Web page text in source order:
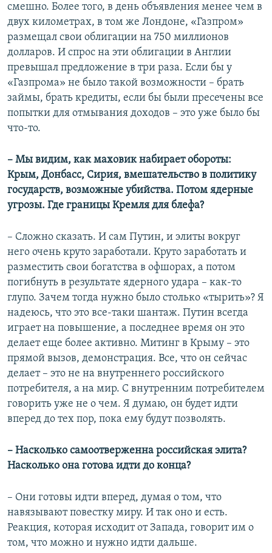
смешно. Более того, в день объявления менее чем в
двух километрах, в том же Лондоне, «Газпром»
размещал свои облигации на 750 миллионов
долларов. И спрос на эти облигации в Англии
превышал предложение в три раза. Если бы у
«Газпрома» не было такой возможности – брать
займы, брать кредиты, если бы были пресечены все
попытки для отмывания доходов – это уже было бы
что-то.
– Мы видим, как маховик набирает обороты:
Крым, Донбасс, Сирия, вмешательство в политику
государств, возможные убийства. Потом ядерные
угрозы. Где границы Кремля для блефа?
– Сложно сказать. И сам Путин, и элиты вокруг
него очень круто заработали. Круто заработать и
разместить свои богатства в офшорах, а потом
погибнуть в результате ядерного удара – как-то
глупо. Зачем тогда нужно было столько «тырить»? Я
надеюсь, что это все-таки шантаж. Путин всегда
играет на повышение, а последнее время он это
делает еще более активно. Митинг в Крыму – это
прямой вызов, демонстрация. Все, что он сейчас
делает – это не на внутреннего российского
потребителя, а на мир. С внутренним потребителем
говорить уже не о чем. Я думаю, он будет идти
вперед до тех пор, пока ему будут позволять.
– Насколько самоотверженна российская элита?
Насколько она готова идти до конца?
– Они готовы идти вперед, думая о том, что
навязывают повестку миру. И так оно и есть.
Реакция, которая исходит от Запада, говорит им о
том, что можно и нужно идти дальше.